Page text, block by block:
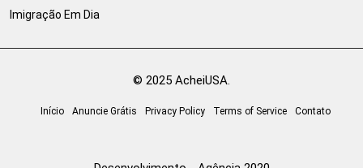
Imigração Em Dia
© 2025 AcheiUSA.
Início Anuncie Grátis Privacy Policy Terms of Service Contato